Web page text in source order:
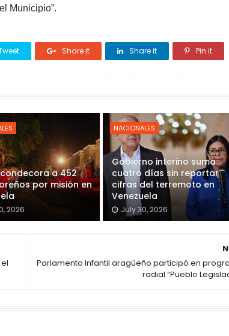
Municipio”.
Share it Share it Pin it
a 452
por misión en
2026
NACIONALES
Gobierno interino suma
cuatro días sin reportar
cifras del terremoto en
Venezuela
July 30, 2026
Parlamento Infantil aragüeño participó en
radial “Pueblo